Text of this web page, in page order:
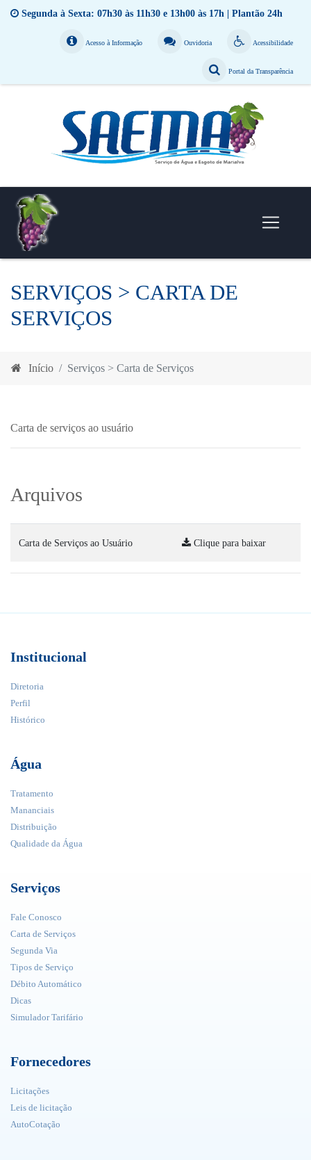
Segunda à Sexta: 07h30 às 11h30 e 13h00 às 17h | Plantão 24h
Acessibilidade
Ouvidoria
Acesso à Informação
Portal da Transparência
SERVIÇOS > CARTA DE
SERVIÇOS
Início Serviços > Carta de Serviços
Carta de serviços ao usuário
Arquivos
Carta de Serviços ao Usuário Clique para baixar
Institucional
Diretoria
Perfil
Histórico
Água
Tratamento
Mananciais
Distribuição
Qualidade da Água
Serviços
Fale Conosco
Carta de Serviços
Segunda Via
Tipos de Serviço
Débito Automático
Dicas
Simulador Tarifário
Fornecedores
Licitações
Leis de licitação
AutoCotação